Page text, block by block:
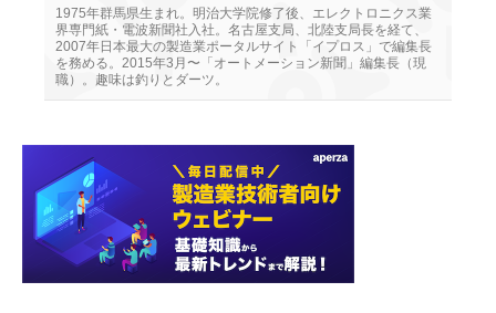
1975年群馬県生まれ。明治大学院修了後、エレクトロニクス業
界専門紙・電波新聞社入社。名古屋支局、北陸支局長を経て、
2007年日本最大の製造業ポータルサイト「イプロス」で編集長
を務める。2015年3月〜「オートメーション新聞」編集長（現
職）。趣味は釣りとダーツ。